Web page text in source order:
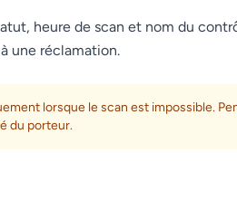
heure de scan et nom du
une réclamation.
lorsque le scan est impossible.
du porteur.